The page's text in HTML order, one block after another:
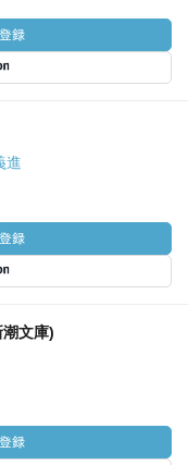
進
文庫)